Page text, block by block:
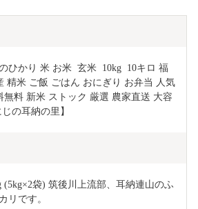
ひかり 米 お米  玄米  10kg  10キロ 福
精米 ご飯 ごはん おにぎり お弁当 人気
無料 新米 ストック 厳選 農家直送 大容
の耳納の里】
(5kg×2袋) 筑後川上流部、耳納連山のふ
リです。